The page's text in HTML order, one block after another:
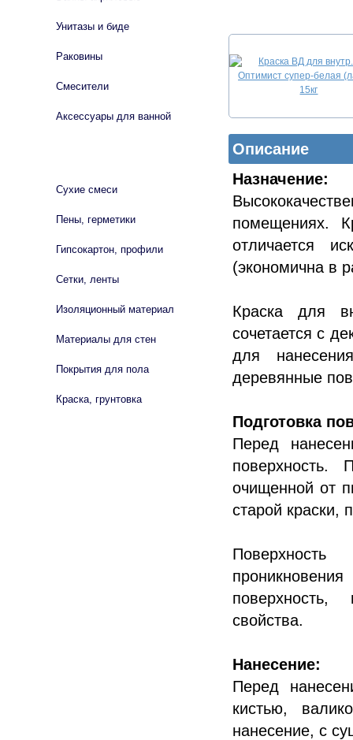
Описание
Назначение:
помещениях.
отличается
(экономична в
Краска для
сочетается с
для
деревянные
Подготовка
Перед
поверхность.
очищенной от
старой краски,
Поверхность
свойства.
Нанесение:
Перед
кистью,
нанесение, с
Унитазы и биде
Раковины
Смесители
Аксессуары для ванной
Сухие смеси
Пены, герметики
Гипсокартон, профили
Сетки, ленты
Изоляционный материал
Материалы для стен
Покрытия для пола
Краска, грунтовка